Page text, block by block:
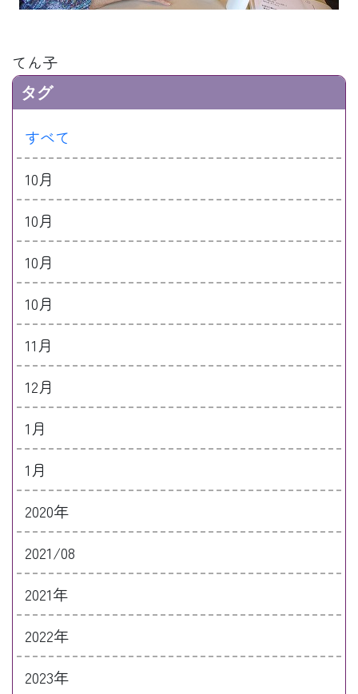
てん子
タグ
すべて
10月
10月
10月
10月
11月
12月
1月
1月
2020年
2021/08
2021年
2022年
2023年